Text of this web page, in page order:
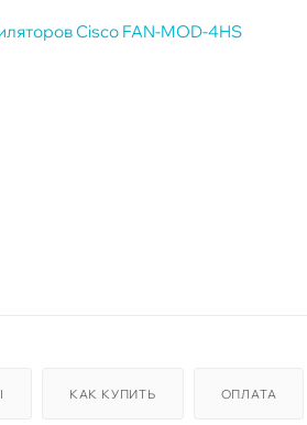
КАК КУПИТЬ ОПЛАТА